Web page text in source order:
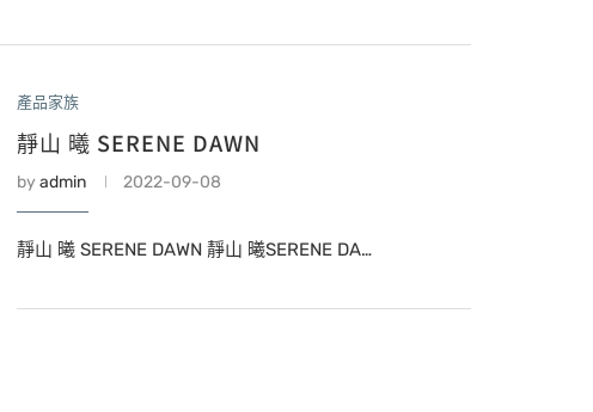
產品家族
靜山 曦 SERENE DAWN
by admin 2022-09-08
靜山 曦 SERENE DAWN 靜山 曦SERENE DA…